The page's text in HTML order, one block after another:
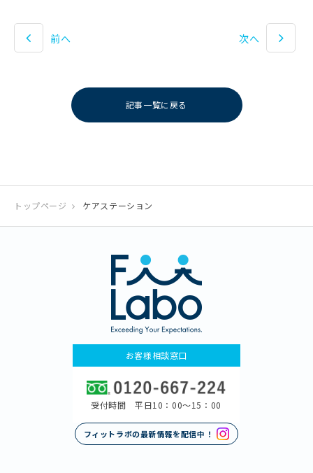
前へ 次へ
記事一覧に戻る
トップページ ケアステーション
お客様相談窓口
受付時間 平日10：00〜15：00
フィットラボの最新情報を配信中！